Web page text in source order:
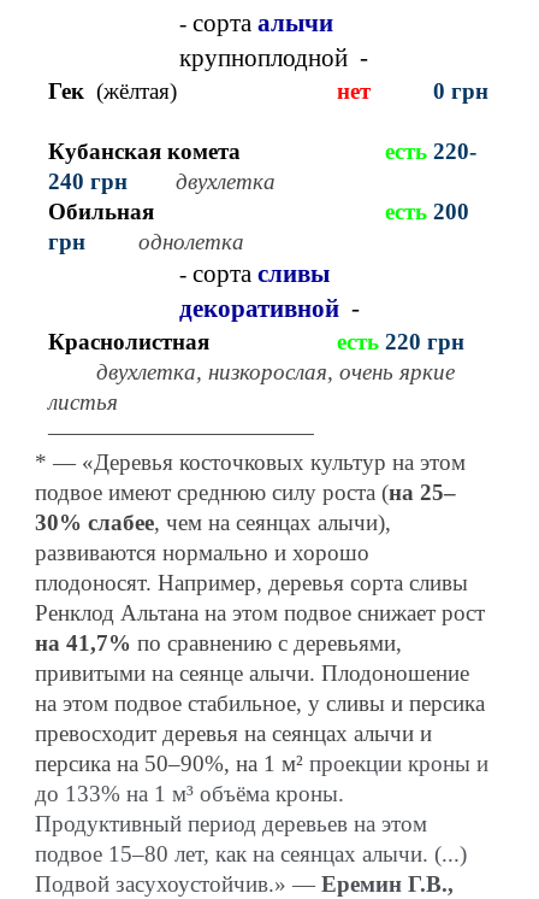
-сортаалычи
крупноплодной -
Гек (жёлтая) нет 0 грн
Кубанская комета есть 220-
240 грн
двухлетка
Обильная
есть 200
грн
однолетка
-сортасливы
декоративной -
Краснолистная есть 220 грн
двухлетка, низкорослая, очень яркие
листья
—————————————
* — «Деревья косточковых культур на этом
подвое имеют среднюю силу роста (на 25–
30% слабее, чем на сеянцах алычи),
развиваются нормально и хорошо
плодоносят. Например, деревья сорта сливы
Ренклод Альтана на этом подвое снижает рост
на 41,7% по сравнению с деревьями,
привитыми на сеянце алычи. Плодоношение
на этом подвое стабильное, у сливы и персика
превосходит деревья на сеянцах алычи и
персика на 50–90%, на 1 м² проекции кроны и
до 133% на 1 м³ объёма кроны.
Продуктивный период деревьев на этом
подвое 15–80 лет, как на сеянцах алычи. (...)
Подвой засухоустойчив.» —Еремин Г.В.,